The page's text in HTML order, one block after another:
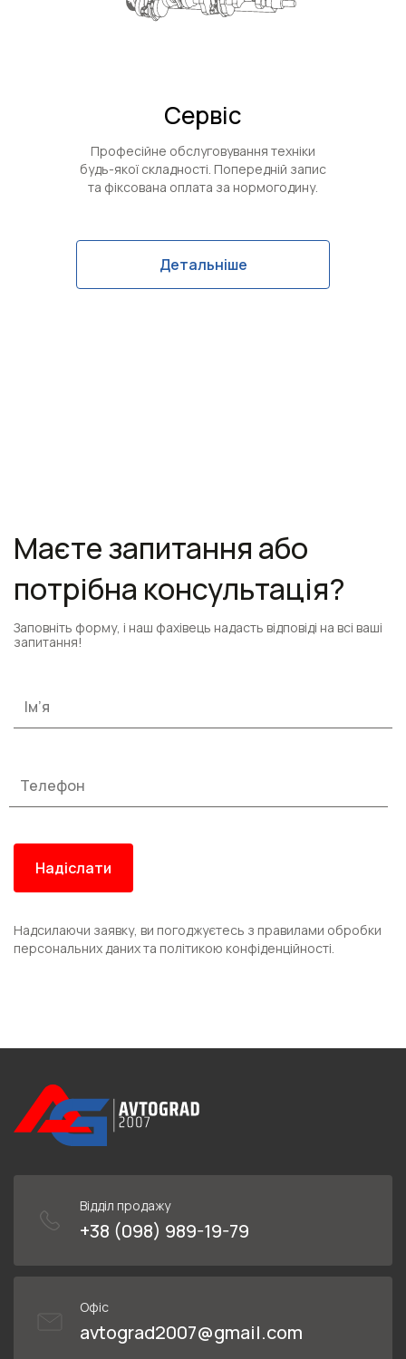
Сервіс
Професійне обслуговування техніки
будь-якої складності. Попередній запис
та фіксована оплата за нормогодину.
Детальніше
Маєте запитання або
потрібна консультація?
Заповніть форму, і наш фахівець надасть відповіді на всі ваші
запитання!
Надсилаючи заявку, ви погоджуєтесь з правилами обробки
персональних даних та політикою конфіденційності.
Відділ продажу
+38 (098) 989-19-79
Офіс
avtograd2007@gmail.com